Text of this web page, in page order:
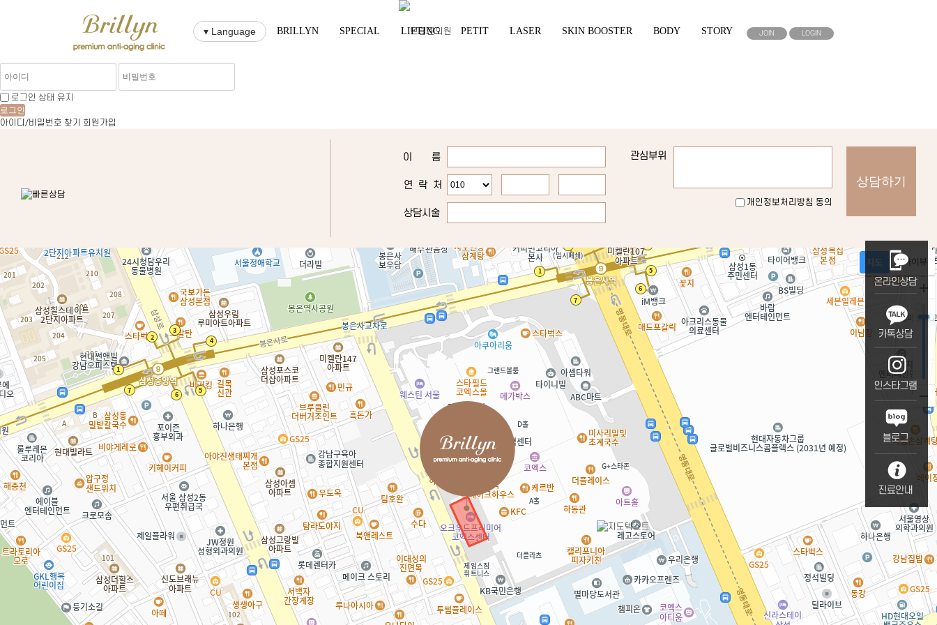
▾ Language BRILLYN SPECIAL LIFTING PETIT LASER SKIN BOOSTER BODY STORY JOIN LOGIN
로그인 상태 유지
로그인
아이디/비밀번호 찾기
회원가입
이 름
연 락 처
상담시술
관심부위
개인정보처리방침 동의